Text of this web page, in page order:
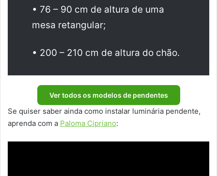
• 76 – 90 cm de altura de uma
mesa retangular;
• 200 – 210 cm de altura do chão.
Ver todos os modelos de pendentes
Se quiser saber ainda como instalar luminária pendente,
aprenda com a Paloma Cipriano: